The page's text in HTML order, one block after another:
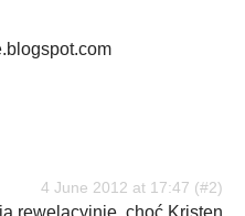
4 June 2012 at 17:47